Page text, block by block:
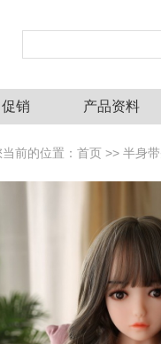
销 产品资料
前的位置： 首页 >> 半身